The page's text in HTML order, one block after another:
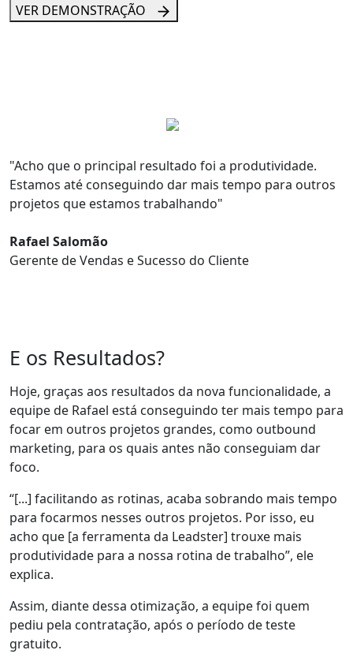
VER DEMONSTRAÇÃO
"Acho que o principal resultado foi a produtividade.
Estamos até conseguindo dar mais tempo para outros
projetos que estamos trabalhando"
Rafael Salomão
Gerente de Vendas e Sucesso do Cliente
E os Resultados?
Hoje, graças aos resultados da nova funcionalidade, a
equipe de Rafael está conseguindo ter mais tempo para
focar em outros projetos grandes, como outbound
marketing, para os quais antes não conseguiam dar
foco.
“[...] facilitando as rotinas, acaba sobrando mais tempo
para focarmos nesses outros projetos. Por isso, eu
acho que [a ferramenta da Leadster] trouxe mais
produtividade para a nossa rotina de trabalho”, ele
explica.
Assim, diante dessa otimização, a equipe foi quem
pediu pela contratação, após o período de teste
gratuito.